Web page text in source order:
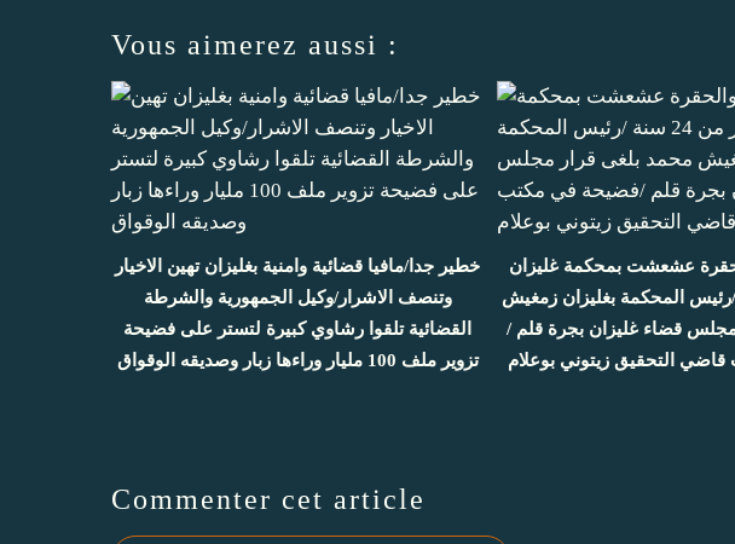
Vous aimerez aussi :
خطير جدا/مافيا قضائية وامنية بغليزان تهين الاخيار
وتنصف الاشرار/وكيل الجمهورية والشرطة
القضائية تلقوا رشاوي كبيرة لتستر على فضيحة
تزوير ملف 100 مليار وراءها زبار وصديقه الوقواق
عشعشت بمحكمة غليزان
24 سنة /رئيس المحكمة بغليزان زمغيش
قضاء غليزان بجرة قلم /
التحقيق زيتوني بوعلام
Commenter cet article